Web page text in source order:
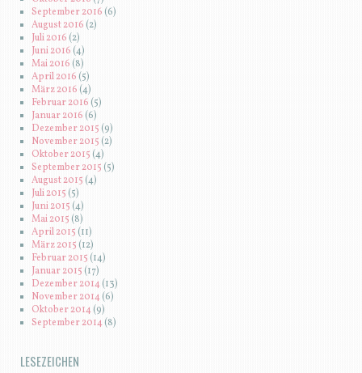
September 2016 (6)
August 2016 (2)
Juli 2016(2)
Juni 2016 (4)
Mai 2016 (8)
April 2016(5)
März 2016 (4)
Februar 2016 (5)
Januar 2016 (6)
Dezember 2015 (9)
November 2015 (2)
Oktober 2015 (4)
September 2015 (5)
August 2015 (4)
Juli 2015 (5)
Juni 2015 (4)
Mai 2015 (8)
April 2015 (11)
März 2015(12)
Februar 2015 (14)
Januar 2015 (17)
Dezember 2014(13)
November 2014(6)
Oktober 2014(9)
September 2014(8)
LESEZEICHEN